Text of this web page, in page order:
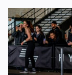
ตลาดให้คลินิก แท
ประมาณตัวเอง […]
แคปปิตอล กรุ๊ป โฮ
ขยายธุรกิจสู่คอมมู
ใหม่ แจกโบนัสสุขภ
เพื่อสร้างแรงจูงใจ
ผลักดันบิทคับให้เป็
ไปกับสุขภาวะที่ดี น
“Bitkuber